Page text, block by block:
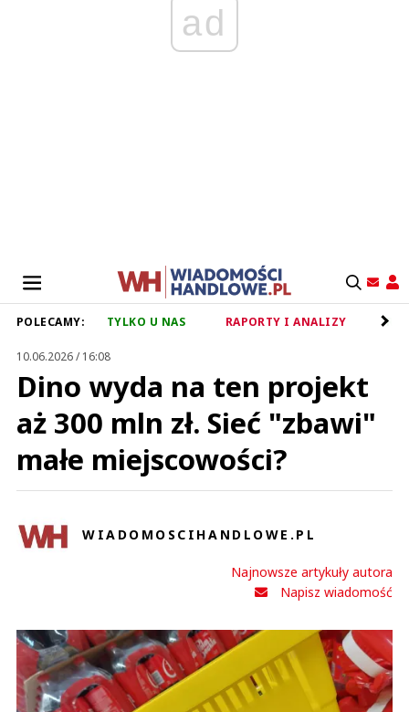
ad
POLECAMY: TYLKO U NAS RAPORTY I ANALIZY
10.06.2026 / 16:08
Dino wyda na ten projekt
aż 300 mln zł. Sieć "zbawi"
małe miejscowości?
WIADOMOSCIHANDLOWE.PL
Najnowsze artykuły autora
Napisz wiadomość